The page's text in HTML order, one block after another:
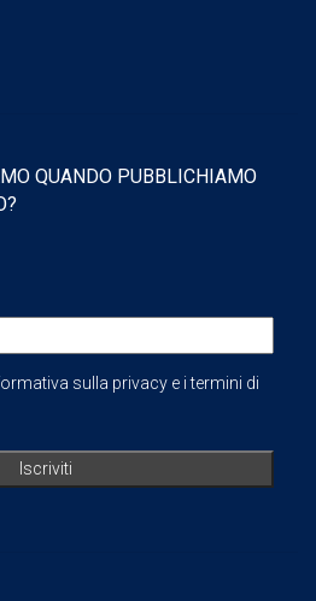
QUANDO PUBBLICHIAMO
sulla privacy e i termini di